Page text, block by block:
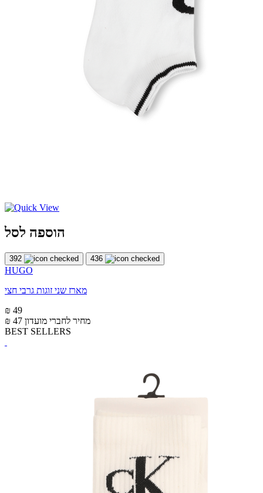
הוספה לסל
392 436
HUGO
מארז שני זוגות גרבי חצי
₪ 49
₪ 47 מחיר לחברי מועדון
BEST SELLERS